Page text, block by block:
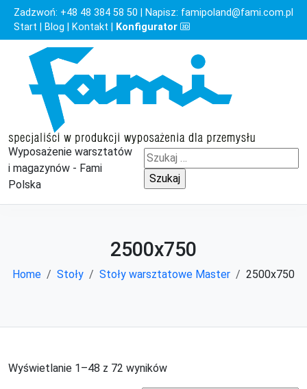
Zadzwoń: +48 48 384 58 50 | Napisz: famipoland@fami.com.pl
Start
Blog Kontakt Konfigurator
Wyposażenie warsztatów
i magazynów - Fami
Polska
Szukaj:
2500x750
Home Stoły Stoły warsztatowe Master 2500x750
Wyświetlanie 1–48 z 72 wyników